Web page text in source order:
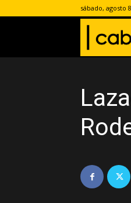
sábado, agosto